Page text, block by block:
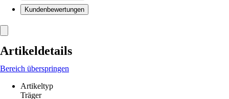
Kundenbewertungen
Artikeldetails
Bereich überspringen
Artikeltyp
Träger